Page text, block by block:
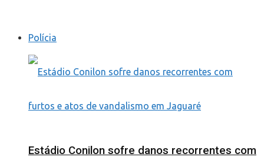
Polícia
Estádio Conilon sofre danos recorrentes com